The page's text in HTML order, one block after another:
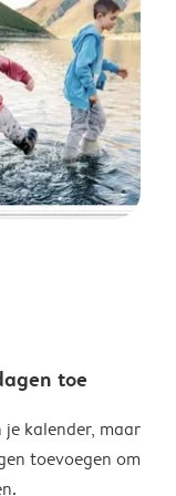
toe
kalender, maar
toevoegen om